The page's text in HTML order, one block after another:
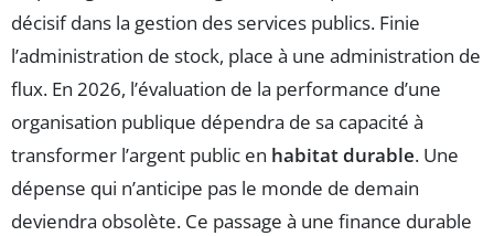
décisif dans la gestion des services publics. Finie
l’administration de stock, place à une administration de
flux. En 2026, l’évaluation de la performance d’une
organisation publique dépendra de sa capacité à
transformer l’argent public en habitat durable. Une
dépense qui n’anticipe pas le monde de demain
deviendra obsolète. Ce passage à une finance durable